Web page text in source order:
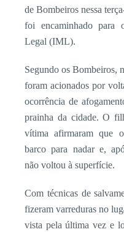
de Bombeiros nessa
foi encaminhado para
Legal (IML).
Segundo os Bombeiros,
foram acionados por
ocorrência de
prainha da cidade. O
vítima afirmaram que
barco para nadar e,
não voltou à superfície.
Com técnicas de
fizeram varreduras no
vista pela última vez e